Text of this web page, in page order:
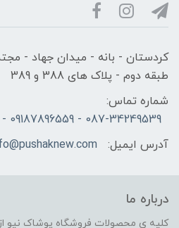
کردستان - بانه - میدان جهاد -
طبقه دوم - پلاک های 388 و 389
شماره تماس:
087-34249539 - 09187896559 - 09186686646
آدرس ایمیل:
درباره ما
کلیه ی محصولات فروشگاه پوشاک نیو از